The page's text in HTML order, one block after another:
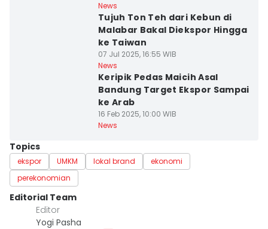
News
Tujuh Ton Teh dari Kebun di
Malabar Bakal Diekspor Hingga
ke Taiwan
07 Jul 2025, 16:55 WIB
News
Keripik Pedas Maicih Asal
Bandung Target Ekspor Sampai
ke Arab
16 Feb 2025, 10:00 WIB
News
Topics
ekspor UMKM lokal brand
ekonomi
perekonomian
Editorial Team
Editor
Yogi Pasha